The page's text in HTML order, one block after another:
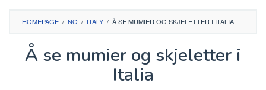
HOMEPAGE / NO / ITALY / Å SE MUMIER OG SKJELETTER I ITALIA
Å se mumier og skjeletter i
Italia